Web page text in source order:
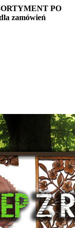
PO
zamówień